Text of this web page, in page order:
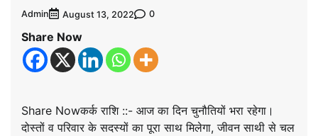
Admin August 13, 2022 0
Share Now
Share Nowकर्क राशि ::- आज का दिन चुनौतियों भरा रहेगा।
दोस्तों व परिवार के सदस्यों का पूरा साथ मिलेगा, जीवन साथी से चल